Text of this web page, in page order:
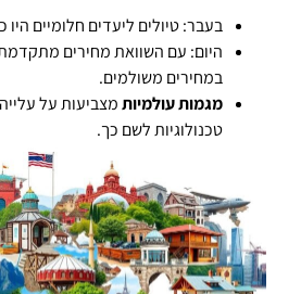
בעבר: טיולים ליעדים חלומיים היו
היום: עם השוואת מחירים
במחירים משולמים.
מגמות עולמיותמצביעות על
טכנולוגיות לשם כך.